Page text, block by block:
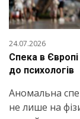
24.07.2026
Спека в
до психологів
Аномальна
не лише на